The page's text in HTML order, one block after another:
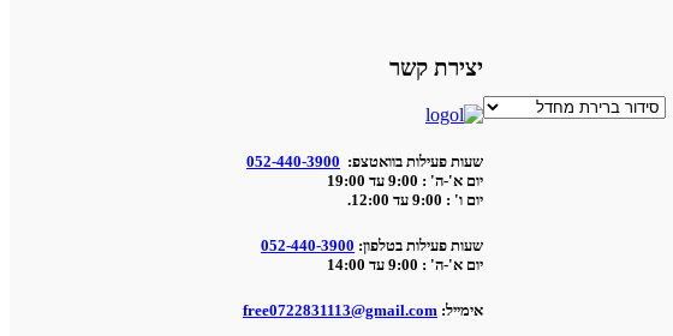
יצירת קשר
שעות פעילות בוואטצפ: 052-440-3900
יום א'-ה' : 9:00 עד 19:00
יום ו' : 9:00 עד 12:00.
שעות פעילות בטלפון: 052-440-3900
יום א'-ה' : 9:00 עד 14:00
אימייל: free0722831113@gmail.com